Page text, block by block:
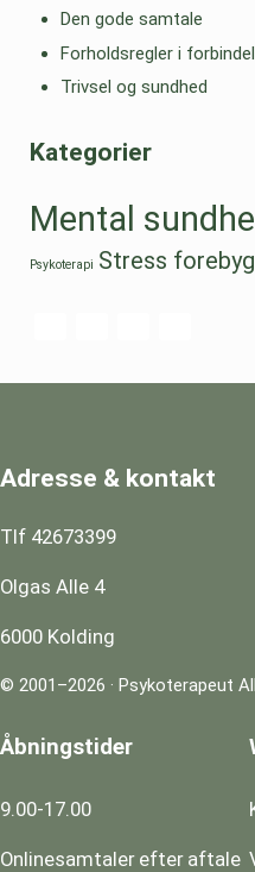
Den gode samtale
Forholdsregler i
Trivsel og sundhed
Kategorier
Mental
Psykoterapi Stress
Adresse & kontakt
Tlf 42673399
Olgas Alle 4
6000 Kolding
© 2001–2026 · Psykoterapeut
Åbningstider
9.00-17.00
Onlinesamtaler efter aftale